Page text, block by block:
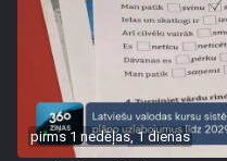
pirms 1 nedēļas, 1 dienas